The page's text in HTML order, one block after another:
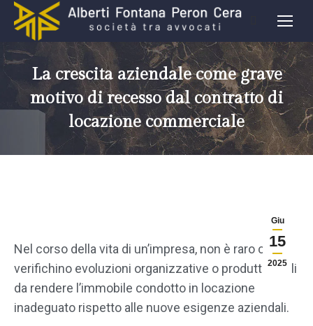
La crescita aziendale come grave
motivo di recesso dal contratto di
locazione commerciale
Giu
15
2025
Nel corso della vita di un’impresa, non è raro che si
verifichino evoluzioni organizzative o produttive tali
da rendere l’immobile condotto in locazione
inadeguato rispetto alle nuove esigenze aziendali.